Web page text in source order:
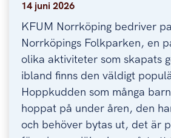
14 juni 2026
KFUM Norrköping bedriver
Norrköpings Folkparken, en
olika aktiviteter som skapats
ibland finns den väldigt
Hoppkudden som många
hoppat på under åren, den
och behöver bytas ut, det är